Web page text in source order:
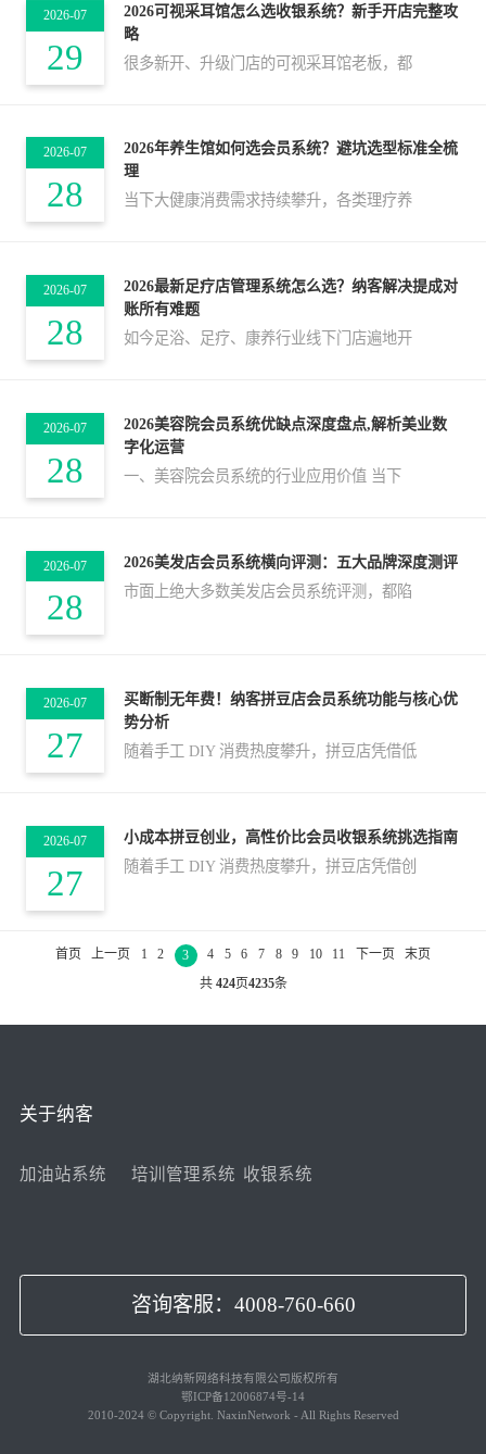
2026-07
29
2026可视采耳馆怎么选收银系统？新手开店完整攻
略
很多新开、升级门店的可视采耳馆老板，都
2026-07
28
2026年养生馆如何选会员系统？避坑选型标准全梳
理
当下大健康消费需求持续攀升，各类理疗养
2026-07
28
2026最新足疗店管理系统怎么选？纳客解决提成对
账所有难题
如今足浴、足疗、康养行业线下门店遍地开
2026-07
28
2026美容院会员系统优缺点深度盘点,解析美业数
字化运营
一、美容院会员系统的行业应用价值 当下
2026-07
28
2026美发店会员系统横向评测：五大品牌深度测评
市面上绝大多数美发店会员系统评测，都陷
2026-07
27
买断制无年费！纳客拼豆店会员系统功能与核心优
势分析
随着手工 DIY 消费热度攀升，拼豆店凭借低
2026-07
27
小成本拼豆创业，高性价比会员收银系统挑选指南
随着手工 DIY 消费热度攀升，拼豆店凭借创
首页 上一页 1 2 3 4 5 6 7 8 9 10 11 下一页
末页
共 424页4235条
关于纳客
加油站系统 培训管理系统 收银系统
咨询客服：4008-760-660
湖北纳新网络科技有限公司版权所有
鄂ICP备12006874号-14
2010-2024 © Copyright. NaxinNetwork - All Rights Reserved